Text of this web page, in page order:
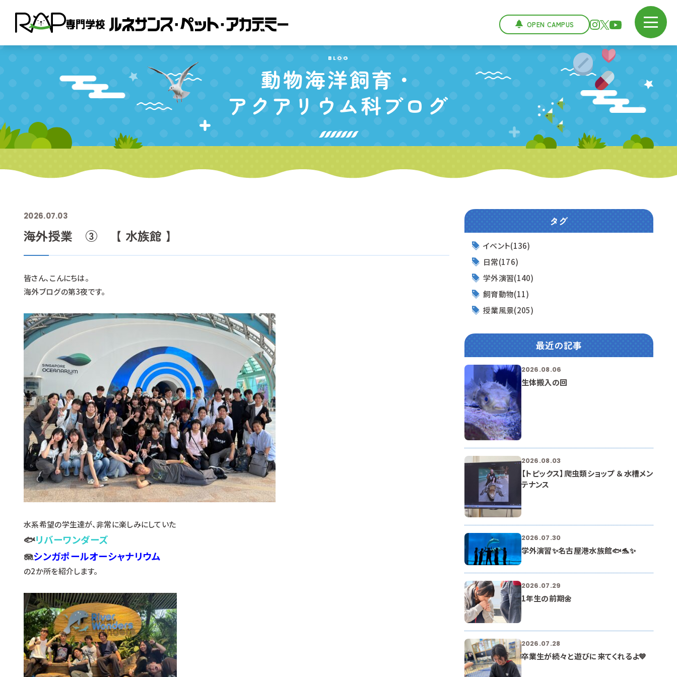
OPEN CAMPUS
BLOG
動物海洋飼育・
アクアリウム科ブログ
2026.07.03
海外授業 ③ 【 水族館 】
皆さん、こんにちは。
海外ブログの第3夜です。
水系希望の学生達が、非常に楽しみにしていた
🐟リバーワンダーズ
🪼シンガポールオーシャナリウム
の2か所を紹介します。
タグ
イベント(136)
日常(176)
学外演習(140)
飼育動物(11)
授業風景(205)
最近の記事
2026.08.06
生体搬入の回
2026.08.03
【トピックス】爬虫類ショップ ＆ 水槽メン
テナンス
2026.07.30
学外演習✨名古屋港水族館🐟🐬✨
2026.07.29
1年生の前期🌼
2026.07.28
卒業生が続々と遊びに来てくれるよ💙